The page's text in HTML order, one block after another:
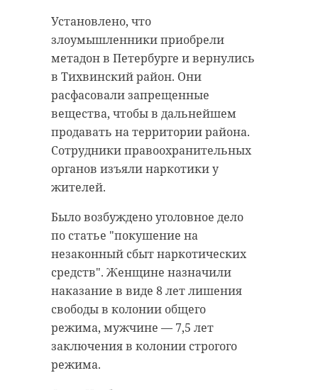
Установлено, что
злоумышленники приобрели
метадон в Петербурге и вернулись
в Тихвинский район. Они
расфасовали запрещенные
вещества, чтобы в дальнейшем
продавать на территории района.
Сотрудники правоохранительных
органов изъяли наркотики у
жителей.
Было возбуждено уголовное дело
по статье "покушение на
незаконный сбыт наркотических
средств". Женщине назначили
наказание в виде 8 лет лишения
свободы в колонии общего
режима, мужчине — 7,5 лет
заключения в колонии строгого
режима.
Образовательное учреждение
рассчитано на 140 мест. На
территории детского сада будут
отдельные площадки для каждой
группы с доступной средой.
"Архитектурный
облик показывает,
каким жители
сад: небольшим по
масштабу, понятным
для ребёнка, с
отдельными
площадками для
каждой группы и
доступной средой",